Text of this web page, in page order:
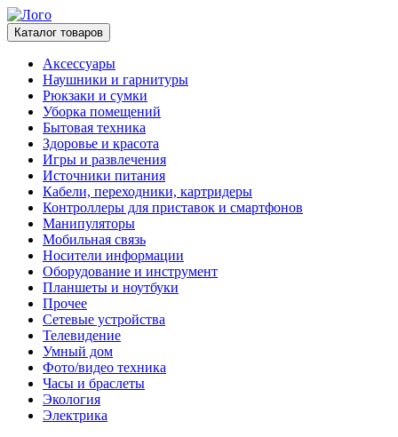
Каталог товаров
Аксессуары
Наушники и гарнитуры
Рюкзаки и сумки
Уборка помещений
Бытовая техника
Здоровье и красота
Игры и развлечения
Источники питания
Кабели, переходники, картридеры
Контроллеры для приставок и смартфонов
Манипуляторы
Мобильная связь
Носители информации
Оборудование и инструмент
Планшеты и ноутбуки
Прочее
Сетевые устройства
Телевидение
Умный дом
Фото/видео техника
Часы и браслеты
Экология
Электрика